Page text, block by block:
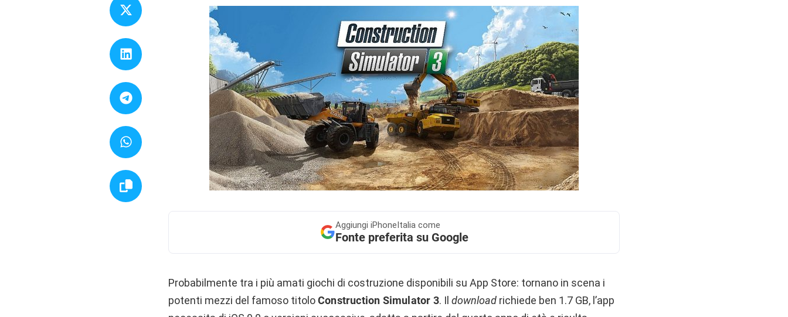
Aggiungi iPhoneItalia come
Fonte preferita su Google
Probabilmente tra i più amati giochi di costruzione disponibili su App Store: tornano in scena i
potenti mezzi del famoso titoloConstruction Simulator 3. Il download richiede ben 1.7 GB, l’app